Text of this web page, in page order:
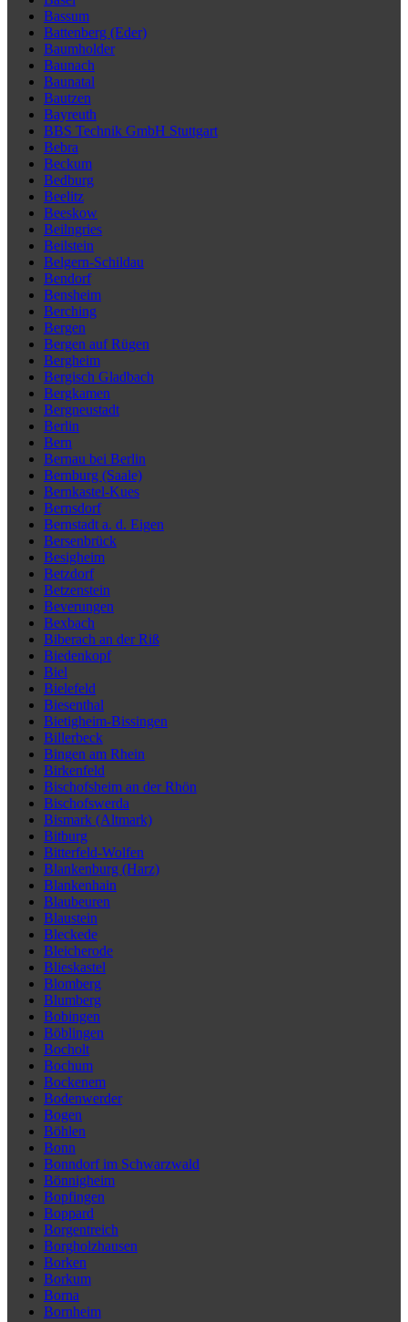
Bassum
Battenberg (Eder)
Baumholder
Baunach
Baunatal
Bautzen
Bayreuth
BBS Technik GmbH Stuttgart
Bebra
Beckum
Bedburg
Beelitz
Beeskow
Beilngries
Beilstein
Belgern-Schildau
Bendorf
Bensheim
Berching
Bergen
Bergen auf Rügen
Bergheim
Bergisch Gladbach
Bergkamen
Bergneustadt
Berlin
Bern
Bernau bei Berlin
Bernburg (Saale)
Bernkastel-Kues
Bernsdorf
Bernstadt a. d. Eigen
Bersenbrück
Besigheim
Betzdorf
Betzenstein
Beverungen
Bexbach
Biberach an der Riß
Biedenkopf
Biel
Bielefeld
Biesenthal
Bietigheim-Bissingen
Billerbeck
Bingen am Rhein
Birkenfeld
Bischofsheim an der Rhön
Bischofswerda
Bismark (Altmark)
Bitburg
Bitterfeld-Wolfen
Blankenburg (Harz)
Blankenhain
Blaubeuren
Blaustein
Bleckede
Bleicherode
Blieskastel
Blomberg
Blumberg
Bobingen
Böblingen
Bocholt
Bochum
Bockenem
Bodenwerder
Bogen
Böhlen
Bonn
Bonndorf im Schwarzwald
Bönnigheim
Bopfingen
Boppard
Borgentreich
Borgholzhausen
Borken
Borkum
Borna
Bornheim